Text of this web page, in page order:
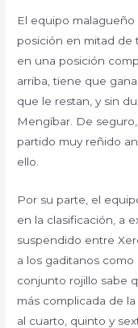
El equipo malagueño
posición en mitad de
en una posición
arriba, tiene que
que le restan, y sin
Mengíbar. De
partido muy reñido
ello.
Por su parte, el
en la clasificación, a
suspendido entre
a los gaditanos
conjunto rojillo sabe
más complicada de
al cuarto, quinto y